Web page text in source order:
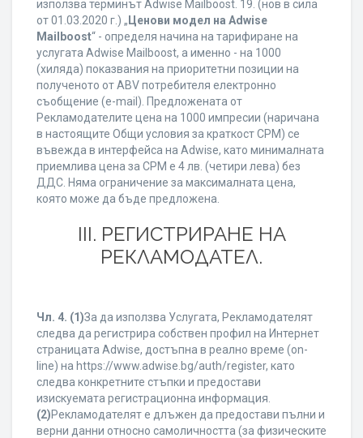
използва терминът Adwise Mailboost. 19. (нов в сила
от 01.03.2020 г.) „ Ценови модел на Adwise
Mailboost“ - определя начина на тарифиране на
услугата Adwise Mailboost, а именно - на 1000
(хиляда) показвания на приоритетни позиции на
полученото от ABV потребителя електронно
съобщение (e-mail). Предложената от
Рекламодателите цена на 1000 импресии (наричана
в настоящите Общи условия за краткост CPM) се
въвежда в интерфейса на Adwise, като минималната
приемлива цена за CPM е 4 лв. (четири лева) без
ДДС. Няма ограничение за максималната цена,
която може да бъде предложена.
ІІІ. РЕГИСТРИРАНЕ НА
РЕКЛАМОДАТЕЛ.
Чл. 4. (1)За да използва Услугата, Рекламодателят
следва да регистрира собствен профил на Интернет
страницата Adwise, достъпна в реално време (on-
line) на https://www.adwise.bg/auth/register, като
следва конкретните стъпки и предостави
изискуемата регистрационна информация.
(2)Рекламодателят е длъжен да предостави пълни и
верни данни относно самоличността (за физическите